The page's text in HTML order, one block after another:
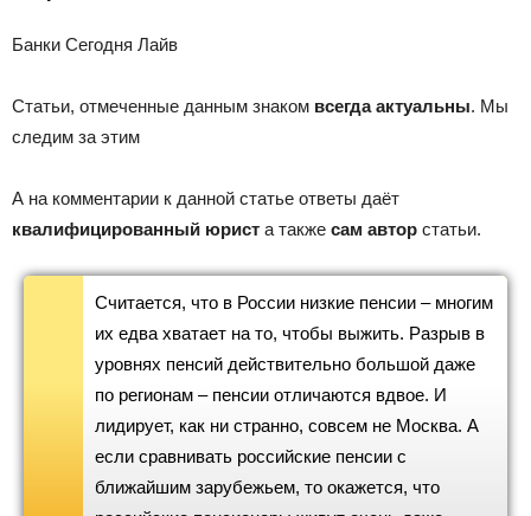
Банки Сегодня Лайв
Статьи, отмеченные данным знаком всегда актуальны. Мы
следим за этим
А на комментарии к данной статье ответы даёт
квалифицированный юрист а также сам автор статьи.
Считается, что в России низкие пенсии – многим
их едва хватает на то, чтобы выжить. Разрыв в
уровнях пенсий действительно большой даже
по регионам – пенсии отличаются вдвое. И
лидирует, как ни странно, совсем не Москва. А
если сравнивать российские пенсии с
ближайшим зарубежьем, то окажется, что